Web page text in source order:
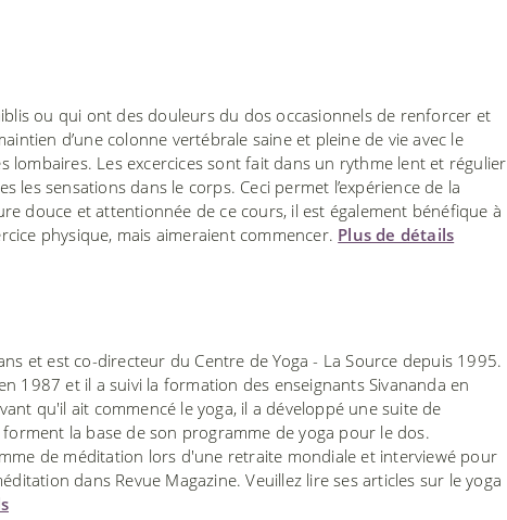
ou qui ont des douleurs du dos occasionnels de renforcer et
d’une colonne vertébrale saine et pleine de vie avec le
lombaires. Les excercices sont fait dans un rythme lent et régulier
sensations dans le corps. Ceci permet l’expérience de la
douce et attentionnée de ce cours, il est également bénéfique à
physique, mais aimeraient commencer. Plus de détails
et est co-directeur du Centre de Yoga - La Source depuis 1995.
1987 et il a suivi la formation des enseignants Sivananda en
qu'il ait commencé le yoga, il a développé une suite de
la base de son programme de yoga pour le dos.
de méditation lors d'une retraite mondiale et interviewé pour
dans Revue Magazine. Veuillez lire ses articles sur le yoga